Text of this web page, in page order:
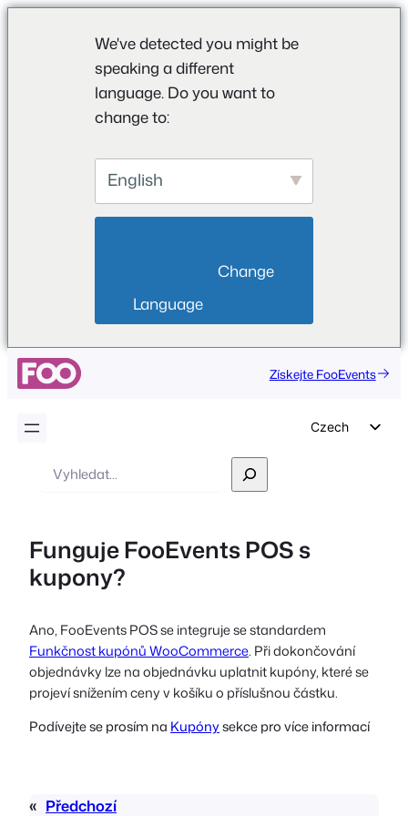
We've detected you might be
speaking a different
language. Do you want to
change to:
English
Language
Získejte FooEvents
Czech
French
Polish
Greek
Vyhledávání
Funguje FooEvents POS s
kupony?
Ano, FooEvents POS se integruje se standardem
Funkčnost kupónů WooCommerce. Při dokončování
objednávky lze na objednávku uplatnit kupóny, které se
projeví snížením ceny v košíku o příslušnou částku.
Podívejte se prosím na Kupónysekce pro více informací
« Předchozí